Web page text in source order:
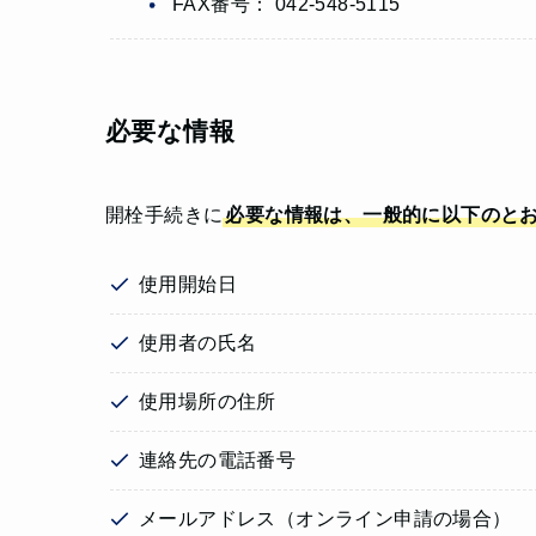
FAX番号： 042-548-5115
必要な情報
開栓手続きに必要な情報は、一般的に以下のと
使用開始日
使用者の氏名
使用場所の住所
連絡先の電話番号
メールアドレス（オンライン申請の場合）